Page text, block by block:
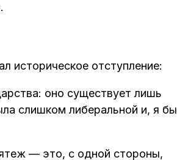
историческое отступление:
оно существует лишь
слишком либеральной и, я бы
— это, с одной стороны,